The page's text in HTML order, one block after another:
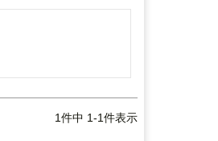
1件中 1-1件表示